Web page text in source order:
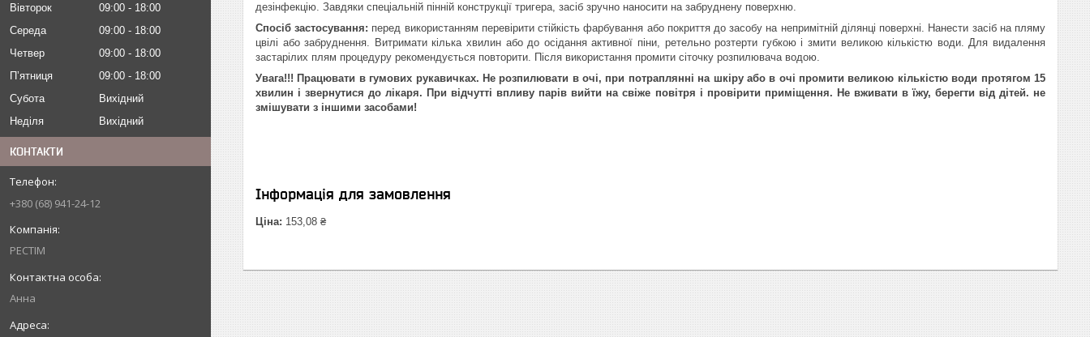
Вівторок
09:00
18:00
Середа
09:00
18:00
Четвер
09:00
18:00
Пʼятниця
09:00
18:00
Субота
Вихідний
Неділя
Вихідний
КОНТАКТИ
+380 (68) 941-24-12
РЕСТІМ
Анна
дезінфекцію. Завдяки спеціальній пінній конструкції тригера, засіб зручно наносити на забруднену поверхню.
Спосіб застосування: перед використанням перевірити стійкість фарбування або покриття до засобу на непримітній ділянці поверхні. Нанести засіб на пляму
цвілі або забруднення. Витримати кілька хвилин або до осідання активної піни, ретельно розтерти губкою і змити великою кількістю води. Для видалення
застарілих плям процедуру рекомендується повторити. Після використання промити сіточку розпилювача водою.
Увага!!! Працювати в гумових рукавичках. Не розпилювати в очі, при потраплянні на шкіру або в очі промити великою кількістю води протягом 15
хвилин і звернутися до лікаря. При відчутті впливу парів вийти на свіже повітря і провірити приміщення. Не вживати в їжу, берегти від дітей. не
змішувати з іншими засобами!
Інформація для замовлення
Ціна: 153,08 ₴